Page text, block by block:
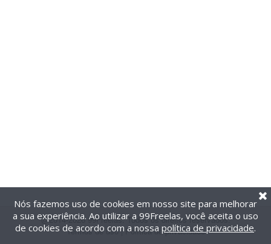
@2014-2026 99Freelas. Todos os direitos reservados.
Termos de uso| Política de privacidade
Nós fazemos uso de cookies em nosso site para melhorar
a sua experiência. Ao utilizar a 99Freelas, você aceita o uso
de cookies de acordo com a nossa política de privacidade.